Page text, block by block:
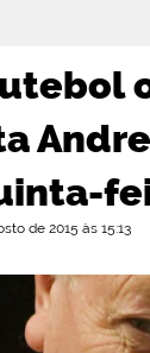
de 2015 às 15:13